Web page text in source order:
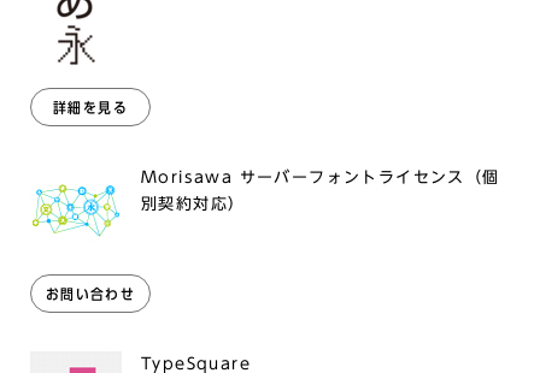
詳細を見る
Morisawa サーバーフォントライセンス（個
別契約対応）
お問い合わせ
TypeSquare